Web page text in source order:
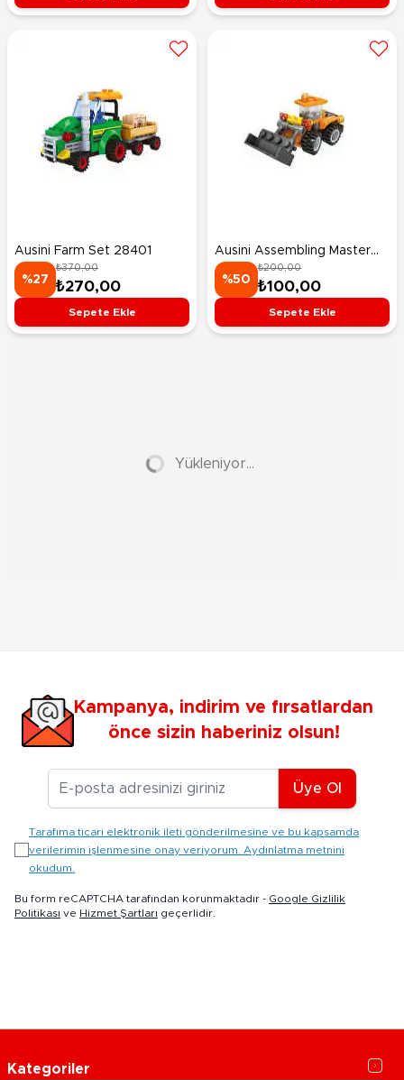
Ausini Farm Set 28401
%27
₺370,00
₺270,00
Sepete Ekle
Ausini Assembling Master
3'ü 1 Arada Set 25209
%50
₺200,00
₺100,00
Sepete Ekle
Yükleniyor...
Kampanya, indirim ve fırsatlardan
önce sizin haberiniz olsun!
E-posta Adresiniz
Üye Ol
Tarafıma ticari elektronik ileti gönderilmesine ve bu kapsamda
verilerimin işlenmesine onay veriyorum. Aydınlatma metnini
okudum.
Bu form reCAPTCHA tarafından korunmaktadır - Google Gizlilik
Politikası ve Hizmet Şartları geçerlidir.
Kategoriler